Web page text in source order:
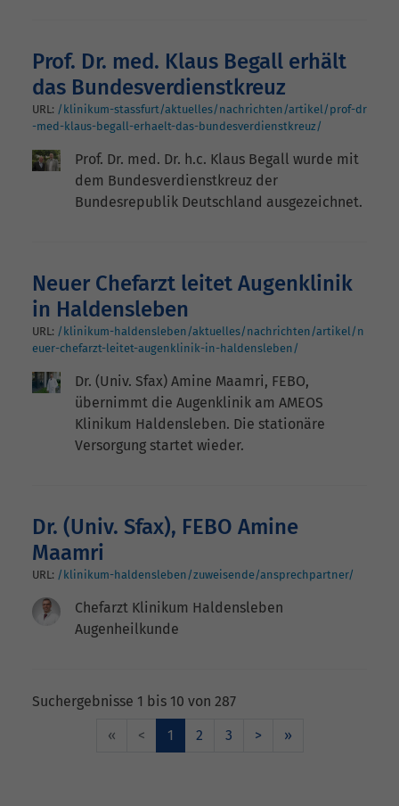
Prof. Dr. med. Klaus Begall erhält
das Bundesverdienstkreuz
URL: /klinikum-stassfurt/aktuelles/nachrichten/artikel/prof-dr
-med-klaus-begall-erhaelt-das-bundesverdienstkreuz/
Prof. Dr. med. Dr. h.c. Klaus Begall wurde mit
dem Bundesverdienstkreuz der
Bundesrepublik Deutschland ausgezeichnet.
Neuer Chefarzt leitet Augenklinik
in Haldensleben
URL: /klinikum-haldensleben/aktuelles/nachrichten/artikel/n
euer-chefarzt-leitet-augenklinik-in-haldensleben/
Dr. (Univ. Sfax) Amine Maamri, FEBO,
übernimmt die Augenklinik am AMEOS
Klinikum Haldensleben. Die stationäre
Versorgung startet wieder.
Dr. (Univ. Sfax), FEBO Amine
Maamri
URL: /klinikum-haldensleben/zuweisende/ansprechpartner/
Chefarzt Klinikum Haldensleben
Augenheilkunde
Suchergebnisse 1 bis 10 von 287
«
< 1 2 3 > »